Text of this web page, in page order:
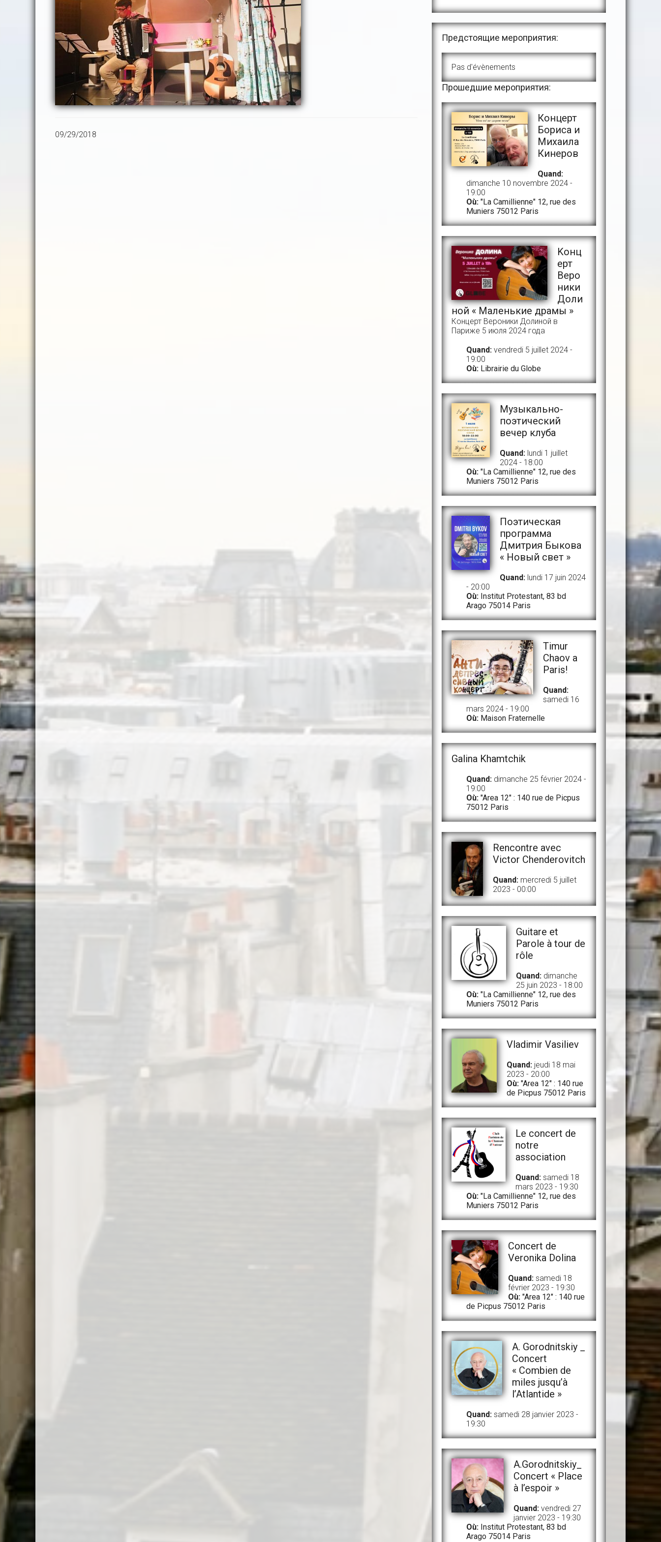
09/29/2018
Предстоящие мероприятия:
Pas d'évènements
Прошедшие мероприятия:
Концерт
Бориса и
Михаила
Кинеров
Quand:
dimanche 10 novembre 2024 -
19:00
Où: "La Camillienne" 12, rue des
Muniers 75012 Paris
Kонц
ерт
Веро
ники
Доли
ной « Маленькие драмы »
Концерт Вероники Долиной в
Париже 5 июля 2024 года
Quand:vendredi 5 juillet 2024 -
19:00
Où: Librairie du Globe
Музыкально-
поэтический
вечер клуба
Quand:lundi 1 juillet
2024 - 18:00
Où: "La Camillienne" 12, rue des
Muniers 75012 Paris
Поэтическая
программа
Дмитрия Быкова
« Новый свет »
Quand:lundi 17 juin 2024
- 20:00
Où: Institut Protestant, 83 bd
Arago 75014 Paris
Timur
Chaov a
Paris!
Quand:
samedi 16
mars 2024 - 19:00
Où: Maison Fraternelle
Galina Khamtchik
Quand:dimanche 25 février 2024 -
19:00
Où: "Area 12" : 140 rue de Picpus
75012 Paris
Rencontre avec
Victor Chenderovitch
Quand: mercredi 5 juillet
2023 - 00:00
Guitare et
Parole à tour de
rôle
Quand: dimanche
25 juin 2023 - 18:00
Où: "La Camillienne" 12, rue des
Muniers 75012 Paris
Vladimir Vasiliev
Quand:jeudi 18 mai
2023 - 20:00
Où: "Area 12" : 140 rue
de Picpus 75012 Paris
Le concert de
notre
association
Quand:samedi 18
mars 2023 - 19:30
Où: "La Camillienne" 12, rue des
Muniers 75012 Paris
Concert de
Veronika Dolina
Quand: samedi 18
février 2023 - 19:30
Où: "Area 12" : 140 rue
de Picpus 75012 Paris
A. Gorodnitskiy _
Concert
« Combien de
miles jusqu’à
l’Atlantide »
Quand:samedi 28 janvier 2023 -
19:30
A.Gorodnitskiy_
Concert « Place
à l’espoir »
Quand:vendredi 27
janvier 2023 - 19:30
Où: Institut Protestant, 83 bd
Arago 75014 Paris